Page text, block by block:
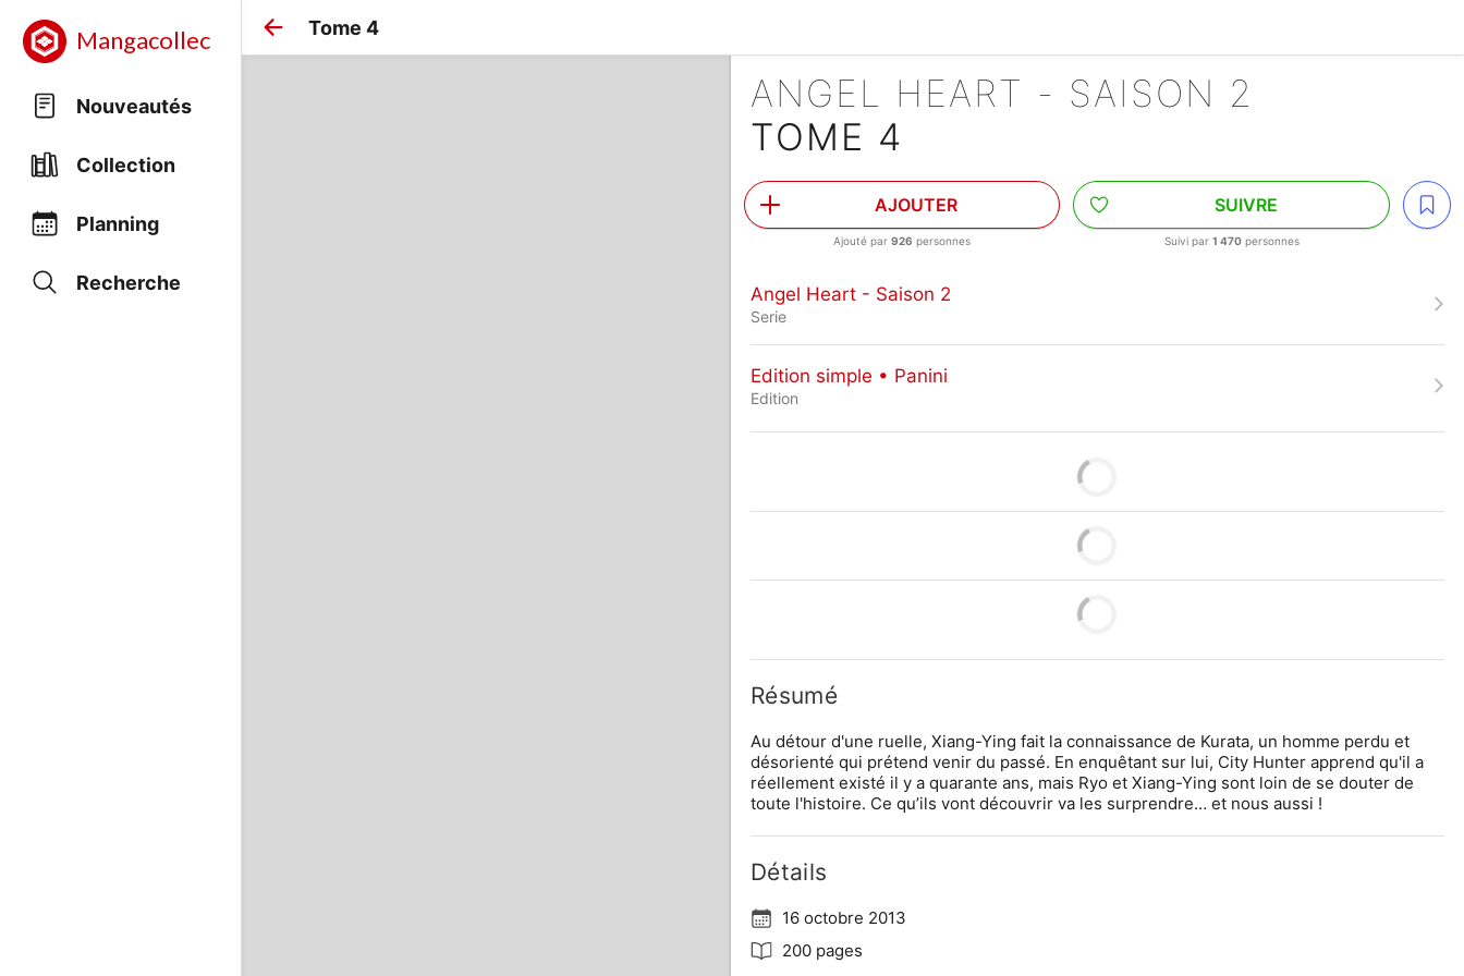
Mangacollec
Nouveautés
Collection
Planning
Recherche
Tome 4
ANGEL HEART - SAISON 2
TOME 4
AJOUTER
Ajouté par926 personnes
SUIVRE
Suivi par 1 470personnes
Angel Heart - Saison 2
Serie
Edition simple • Panini
Edition
Résumé
Au détour d'une ruelle, Xiang-Ying fait la connaissance de Kurata, un homme perdu et
désorienté qui prétend venir du passé. En enquêtant sur lui, City Hunter apprend qu'il a
réellement existé il y a quarante ans, mais Ryo et Xiang-Ying sont loin de se douter de
toute l'histoire. Ce qu’ils vont découvrir va les surprendre… et nous aussi !
Détails
16 octobre 2013
200 pages